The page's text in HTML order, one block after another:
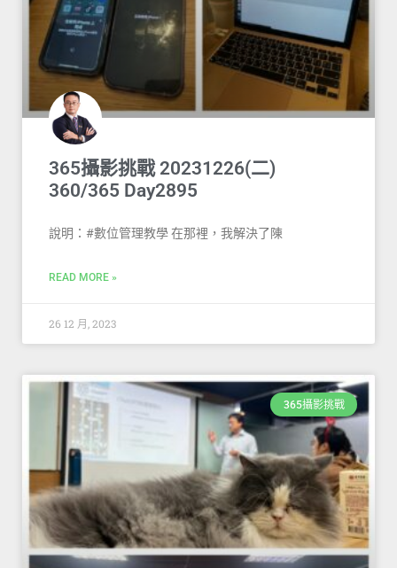
365攝影挑戰 20231226(二)
360/365 Day2895
說明：#數位管理教學 在那裡，我解決了陳
READ MORE »
26 12 月, 2023
365攝影挑戰